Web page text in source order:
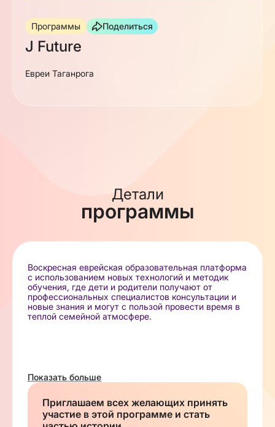
Программы Поделиться
J Future
Евреи Таганрога
Детали
программы
Воскресная еврейская образовательная платформа
с использованием новых технологий и методик
обучения, где дети и родители получают от
профессиональных специалистов консультации и
новые знания и могут с пользой провести время в
теплой семейной атмосфере.
Мы используем только сертифицированное
безопасное оборудование, эффективные
дидактические пособия и методические
материалы. Условия в детских центрах JFuture
отвечают самым высоким стандартам, которые
Показать больше
Приглашаем всех желающих принять
участие в этой программе и стать